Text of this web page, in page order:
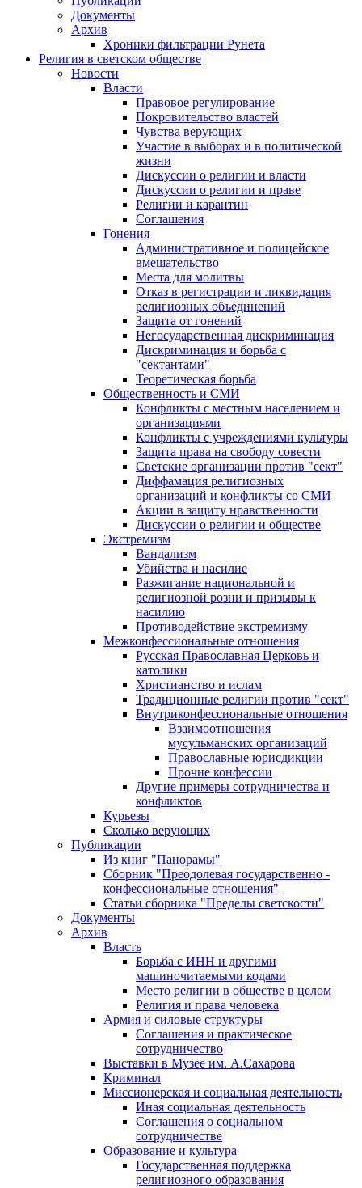
Документы
Архив
Хроники фильтрации Рунета
Религия в светском обществе
Новости
Власти
Правовое регулирование
Покровительство властей
Чувства верующих
Участие в выборах и в политической
жизни
Дискуссии о религии и власти
Дискуссии о религии и праве
Религии и карантин
Соглашения
Гонения
Административное и полицейское
вмешательство
Места для молитвы
Отказ в регистрации и ликвидация
религиозных объединений
Защита от гонений
Негосударственная дискриминация
Дискриминация и борьба с
"сектантами"
Теоретическая борьба
Общественность и СМИ
Конфликты с местным населением и
организациями
Конфликты с учреждениями культуры
Защита права на свободу совести
Светские организации против "сект"
Диффамация религиозных
организаций и конфликты со СМИ
Акции в защиту нравственности
Дискуссии о религии и обществе
Экстремизм
Вандализм
Убийства и насилие
Разжигание национальной и
религиозной розни и призывы к
насилию
Противодействие экстремизму
Межконфессиональные отношения
Русская Православная Церковь и
католики
Христианство и ислам
Традиционные религии против "сект"
Внутриконфессиональные отношения
Взаимоотношения
мусульманских организаций
Православные юрисдикции
Прочие конфессии
Другие примеры сотрудничества и
конфликтов
Курьезы
Сколько верующих
Публикации
Из книг "Панорамы"
Сборник "Преодолевая государственно -
конфессиональные отношения"
Статьи сборника "Пределы светскости"
Документы
Архив
Власть
Борьба с ИНН и другими
машиночитаемыми кодами
Место религии в обществе в целом
Религия и права человека
Армия и силовые структуры
Соглашения и практическое
сотрудничество
Выставки в Музее им. А.Сахарова
Криминал
Миссионерская и социальная деятельность
Иная социальная деятельность
Соглашения о социальном
сотрудничестве
Образование и культура
Государственная поддержка
религиозного образования